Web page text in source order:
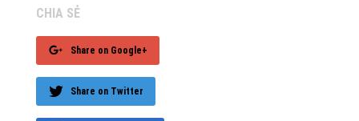
CHIA SẺ
Share on Google+
Share on Twitter